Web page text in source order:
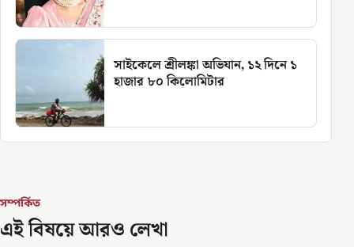
সাইকেলে শ্রীলঙ্কা অভিযান, ১২ দিনে ১
হাজার ৮০ কিলোমিটার
সম্পর্কিত
এই বিষয়ে আরও লেখা